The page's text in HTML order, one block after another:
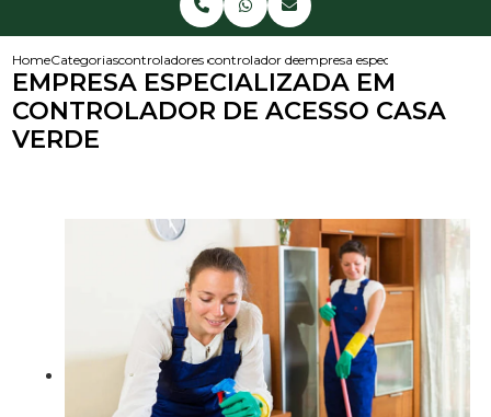
HomeCategoriascontroladores de acessocontrolador de acesso para condominio
empresa especializada em
EMPRESA ESPECIALIZADA EM
CONTROLADOR DE ACESSO CASA
VERDE